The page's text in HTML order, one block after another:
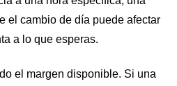
el cambio de día puede afectar
a lo que esperas.
el margen disponible. Si una